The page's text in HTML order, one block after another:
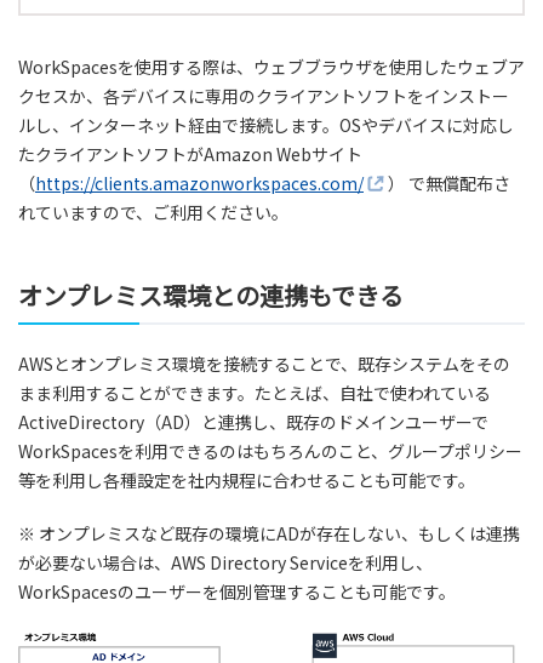
WorkSpacesを使用する際は、ウェブブラウザを使用したウェブア
クセスか、各デバイスに専用のクライアントソフトをインストー
ルし、インターネット経由で接続します。OSやデバイスに対応し
たクライアントソフトがAmazon Webサイト
（https://clients.amazonworkspaces.com/
） で無償配布さ
れていますので、ご利用ください。
オンプレミス環境との連携もできる
AWSとオンプレミス環境を接続することで、既存システムをその
まま利用することができます。たとえば、自社で使われている
ActiveDirectory（AD）と連携し、既存のドメインユーザーで
WorkSpacesを利用できるのはもちろんのこと、グループポリシー
等を利用し各種設定を社内規程に合わせることも可能です。
※ オンプレミスなど既存の環境にADが存在しない、もしくは連携
が必要ない場合は、AWS Directory Serviceを利用し、
WorkSpacesのユーザーを個別管理することも可能です。